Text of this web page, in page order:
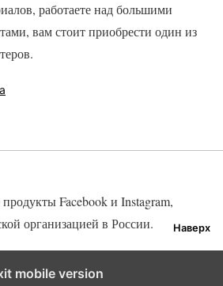
работаете над большими
вам стоит приобрести один из
Наверх
Facebook и Instagram,
организацией в России.
mobile version